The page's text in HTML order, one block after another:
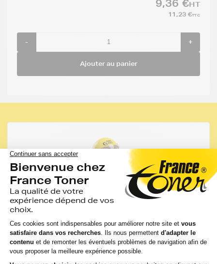
9,36 €HT
11,23 €TTC
- +
Ajouter au panier
Les conseils de FranceToner
Vous pourriez économiser jusqu'à -50% avec les
cartouches, rubans et accessoires compatibles
France Toner.